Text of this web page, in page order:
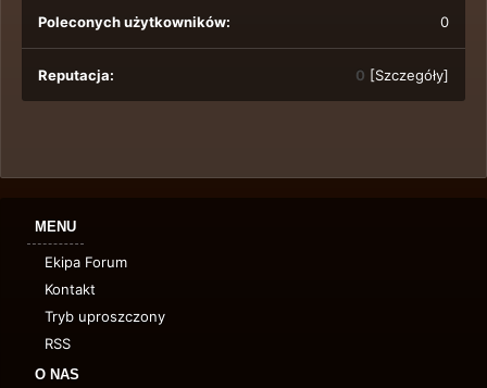
Poleconych użytkowników: 0
Reputacja: 0 [Szczegóły]
MENU
Ekipa Forum
Kontakt
Tryb uproszczony
RSS
O NAS